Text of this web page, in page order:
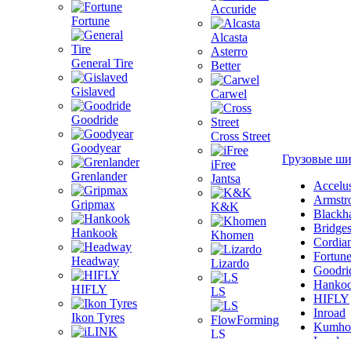
Fortune
General Tire
Gislaved
Goodride
Goodyear
Grenlander
Gripmax
Hankook
Headway
HIFLY
Ikon Tyres
Accuride
Alcasta
Asterro
Better
Carwel
Cross Street
iFree
Jantsa
K&K
Khomen
Lizardo
LS
LS
Грузовые
Fortune
HIFLY
Inroad
Kumho